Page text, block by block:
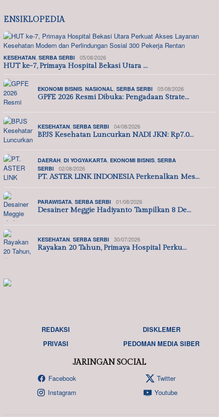
ENSIKLOPEDIA
KESEHATAN, SERBA SERBI 05/08/2026
HUT ke-7, Primaya Hospital Bekasi Utara …
EKONOMI BISNIS, NASIONAL, SERBA SERBI 05/08/2026
GPFE 2026 Resmi Dibuka: Pengadaan Strate…
KESEHATAN, SERBA SERBI 04/08/2026
BPJS Kesehatan Luncurkan NADI JKN: Rp7.0…
DAERAH, DI YOGYAKARTA, EKONOMI BISNIS, SERBA
SERBI
02/08/2026
PT. ASTER LINK INDONESIA Perkenalkan Mes…
PARAWISATA, SERBA SERBI 01/08/2026
Desainer Meggie Hadiyanto Tampilkan 8 De…
KESEHATAN, SERBA SERBI 30/07/2026
Rayakan 20 Tahun, Primaya Hospital Perku…
REDAKSI
DISKLEMER
PRIVASI
PEDOMAN MEDIA SIBER
JARINGAN SOCIAL
Facebook
Twitter
Instagram
Youtube